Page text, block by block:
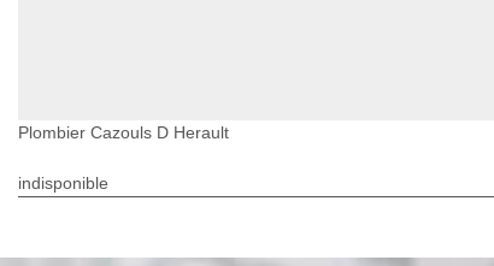
Plombier Cazouls D Herault
indisponible